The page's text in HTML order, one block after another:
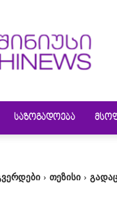
ᲡᲐᲖᲝᲒᲐᲓᲝᲔᲑᲐ
თეზისი